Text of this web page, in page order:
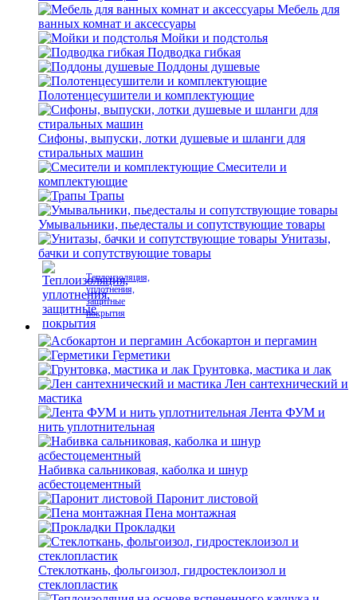
Мебель для
ванных комнат и аксессуары
Мойки и подстолья
Подводка гибкая
Поддоны душевые
Полотенцесушители и комплектующие
Сифоны, выпуски, лотки душевые и шланги для
стиральных машин
Смесители и
комплектующие
Трапы
Умывальники, пьедесталы и сопутствующие товары
Унитазы,
бачки и сопутствующие товары
Теплоизоляция,
уплотнения,
защитные
покрытия
Асбокартон и пергамин
Герметики
Грунтовка, мастика и лак
Лен сантехнический и
мастика
Лента ФУМ и
нить уплотнительная
Набивка сальниковая, каболка и шнур
асбестоцементный
Паронит листовой
Пена монтажная
Прокладки
Стеклоткань, фольгоизол, гидростеклоизол и
стеклопластик